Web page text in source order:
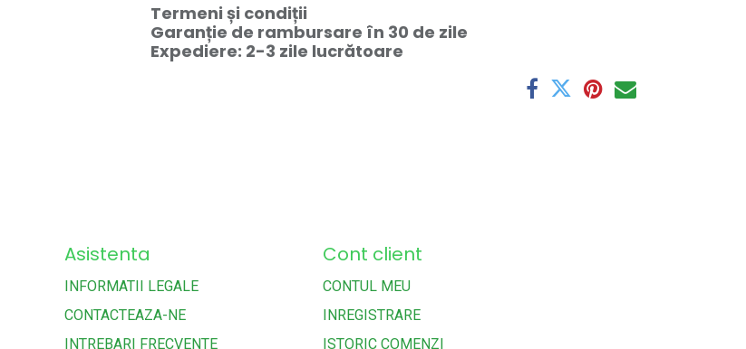
Termeni și condiții
Garanție de rambursare în 30 de zile
Expediere: 2-3 zile lucrătoare
Asistenta
INFORMATII LEGALE
CONTACTEAZA-NE
INTREBARI FRECVENTE
Cont client
CONTUL MEU
INREGISTRARE
ISTORIC COMENZI